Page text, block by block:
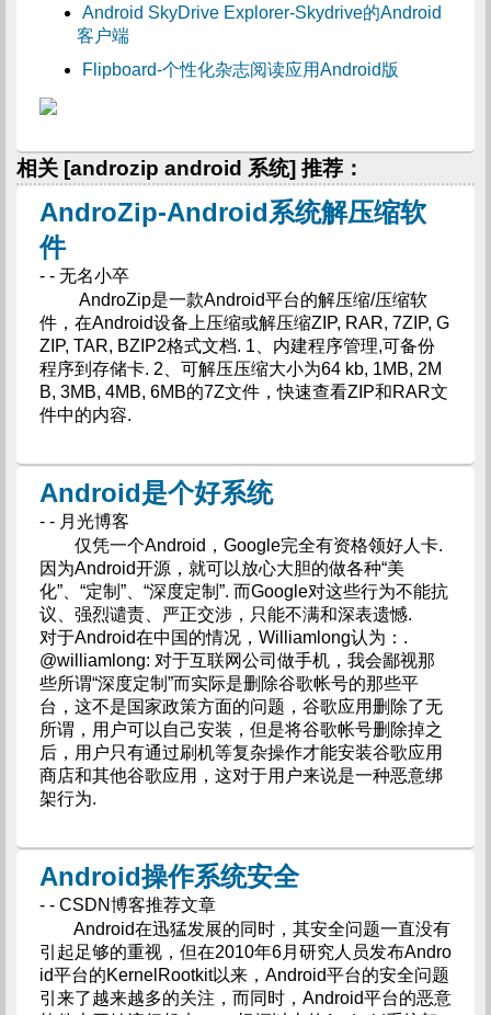
Android SkyDrive Explorer-Skydrive的Android
客户端
Flipboard-个性化杂志阅读应用Android版
相关 [androzip android 系统] 推荐：
AndroZip-Android系统解压缩软
件
- - 无名小卒
AndroZip是一款Android平台的解压缩/压缩软
件，在Android设备上压缩或解压缩ZIP, RAR, 7ZIP, G
ZIP, TAR, BZIP2格式文档. 1、内建程序管理,可备份
程序到存储卡. 2、可解压压缩大小为64 kb, 1MB, 2M
B, 3MB, 4MB, 6MB的7Z文件，快速查看ZIP和RAR文
件中的内容.
Android是个好系统
- - 月光博客
仅凭一个Android，Google完全有资格领好人卡.
因为Android开源，就可以放心大胆的做各种“美
化”、“定制”、“深度定制”. 而Google对这些行为不能抗
议、强烈谴责、严正交涉，只能不满和深表遗憾.
对于Android在中国的情况，Williamlong认为：.
@williamlong: 对于互联网公司做手机，我会鄙视那
些所谓“深度定制”而实际是删除谷歌帐号的那些平
台，这不是国家政策方面的问题，谷歌应用删除了无
所谓，用户可以自己安装，但是将谷歌帐号删除掉之
后，用户只有通过刷机等复杂操作才能安装谷歌应用
商店和其他谷歌应用，这对于用户来说是一种恶意绑
架行为.
Android操作系统安全
- - CSDN博客推荐文章
Android在迅猛发展的同时，其安全问题一直没有
引起足够的重视，但在2010年6月研究人员发布Andro
id平台的KernelRootkit以来，Android平台的安全问题
引来了越来越多的关注，而同时，Android平台的恶意